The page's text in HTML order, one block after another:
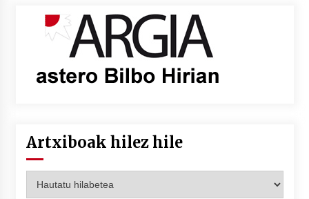
Artxiboak hilez hile
hilez